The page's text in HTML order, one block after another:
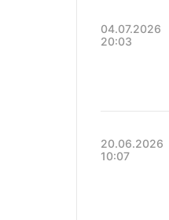
04.07.2026
20:03
20.06.2026
10:07